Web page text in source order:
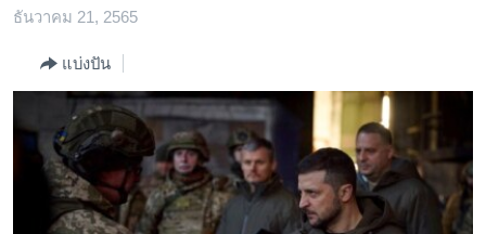
ไป
ข้าม
ไทย
ธุรกิจ
วิทยาศาสตร์
สังคมและสุขภาพ
ไลฟ์สไตล์
ตรวจสอบข่าว
ธันวาคม 21, 2565
แบ่งปัน